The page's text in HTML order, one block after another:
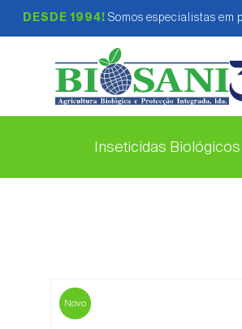
DESDE 1994! Somos especialistas em
Inseticidas
Novo